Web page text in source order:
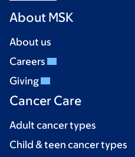
About MSK
About us
Careers
Giving
Cancer Care
Adult cancer types
Child & teen cancer types